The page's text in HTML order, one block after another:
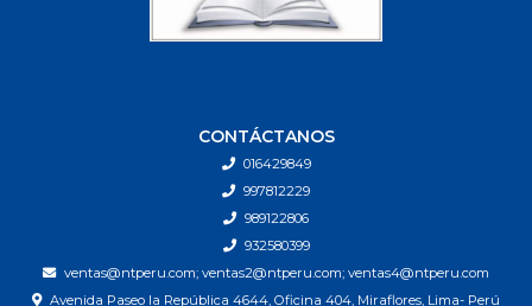
CONTÁCTANOS
016429849
997812229
989122806
932580399
ventas@ntperu.com; ventas2@ntperu.com; ventas4@ntperu.com
Avenida Paseo la República 4644, Oficina 404, Miraflores, Lima- Perú